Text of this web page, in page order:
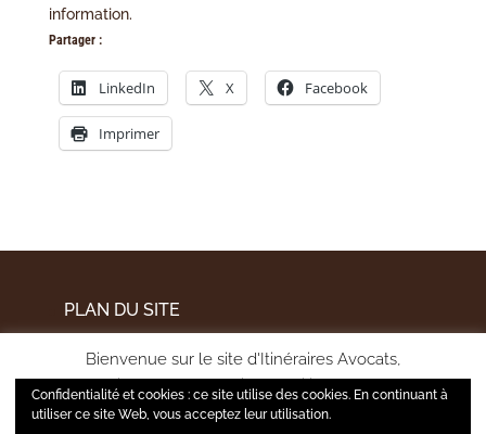
information.
Partager :
LinkedIn X Facebook
Imprimer
PLAN DU SITE
POLITIQUE DE CONFIDENTIALITÉ
Bienvenue sur le site d'Itinéraires Avocats,
pour améliorer votre expérience utilisateur et mesurer
l'audience de notre site, nous utilisons certains cookies.
Confidentialité et cookies : ce site utilise des cookies. En continuant à
utiliser ce site Web, vous acceptez leur utilisation.